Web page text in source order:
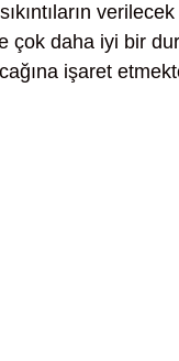
çok daha iyi bir
işaret